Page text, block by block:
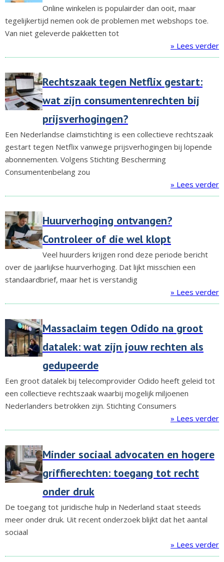
Online winkelen is populairder dan ooit, maar
tegelijkertijd nemen ook de problemen met webshops toe.
Van niet geleverde pakketten tot
» Lees verder
Rechtszaak tegen Netflix gestart:
wat zijn consumentenrechten bij
prijsverhogingen?
Een Nederlandse claimstichting is een collectieve rechtszaak
gestart tegen Netflix vanwege prijsverhogingen bij lopende
abonnementen. Volgens Stichting Bescherming
Consumentenbelang zou
» Lees verder
Huurverhoging ontvangen?
Controleer of die wel klopt
Veel huurders krijgen rond deze periode bericht
over de jaarlijkse huurverhoging. Dat lijkt misschien een
standaardbrief, maar het is verstandig
» Lees verder
Massaclaim tegen Odido na groot
datalek: wat zijn jouw rechten als
gedupeerde
Een groot datalek bij telecomprovider Odido heeft geleid tot
een collectieve rechtszaak waarbij mogelijk miljoenen
Nederlanders betrokken zijn. Stichting Consumers
» Lees verder
Minder sociaal advocaten en hogere
griffierechten: toegang tot recht
onder druk
De toegang tot juridische hulp in Nederland staat steeds
meer onder druk. Uit recent onderzoek blijkt dat het aantal
sociaal
» Lees verder